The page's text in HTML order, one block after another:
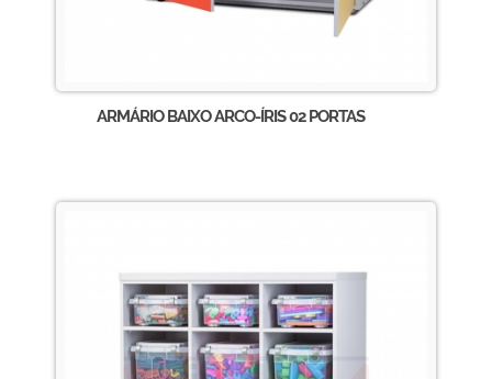
ARMÁRIO BAIXO ARCO-ÍRIS 02 PORTAS